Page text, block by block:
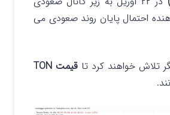
احتمال پایان روند صعودی می
تلاش خواهند کرد تا قیمت TON